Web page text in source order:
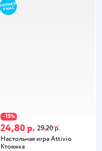
−15%
24,80 р. 29,20 р.
Настольная игра Attivio
Ктояжка